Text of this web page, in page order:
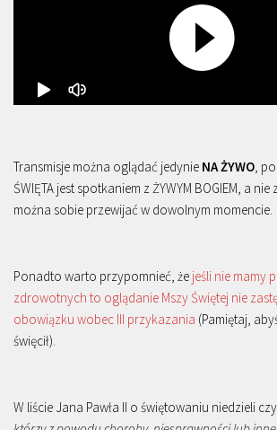
Transmisje można oglądać jedynie NA ŻYWO ,
ŚWIĘTA jest spotkaniem z ŻYWYM BOGIEM, a
można sobie przewijać w dowolnym momencie.
Ponadto warto przypomnieć, że jeśli nie mamy
zdrowotnych to oglądanie Mszy Świętej nie
obowiązku wobec III przykazania (Pamiętaj,
święcił).
W liście Jana Pawła II o świętowaniu niedzieli